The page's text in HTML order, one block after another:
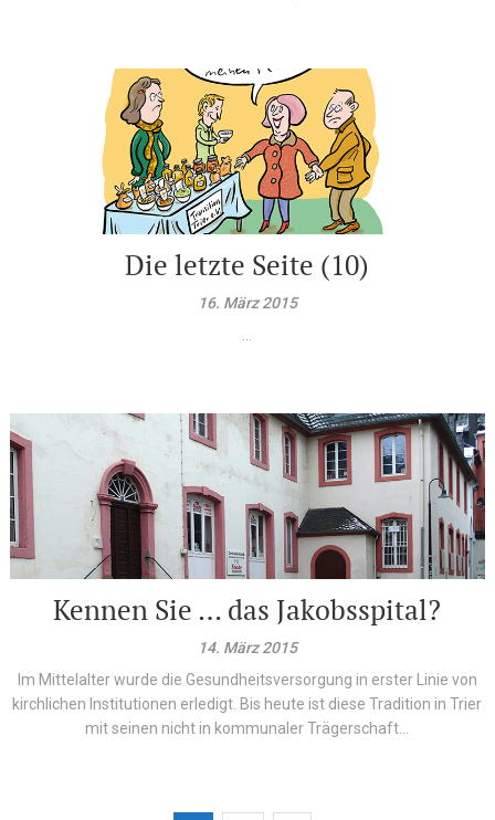
Die letzte Seite (10)
16. März 2015
Kennen Sie … das Jakobsspital?
14. März 2015
Im Mittelalter wurde die Gesundheitsversorgung in erster Linie von
kirchlichen Institutionen erledigt. Bis heute ist diese Tradition in Trier
mit seinen nicht in kommunaler Trägerschaft...